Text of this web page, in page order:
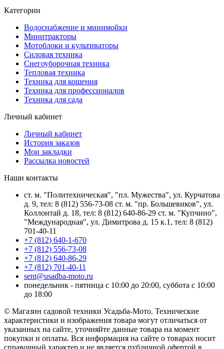
Категории
Водоснабжение и минимойки
Минитракторы
Мотоблоки и культиваторы
Силовая техника
Снегоуборочная техника
Тепловая техника
Техника для кошения
Техника для профессионалов
Техника для сада
Личный кабинет
Личный кабинет
История заказов
Мои закладки
Рассылка новостей
Наши контакты
ст. м. "Политехническая", "пл. Мужества", ул. Курчатова
д. 9, тел: 8 (812) 556-73-08 ст. м. "пр. Большевиков", ул.
Коллонтай д. 18, тел: 8 (812) 640-86-29 ст. м. "Купчино",
"Международная", ул. Димитрова д. 15 к.1, тел: 8 (812)
701-40-11
+7 (812) 640-1-670
+7 (812) 556-73-08
+7 (812) 640-86-29
+7 (812) 701-40-11
sent@usadba-moto.ru
понедельник - пятница с 10:00 до 20:00, суббота с 10:00
до 18:00
© Магазин садовой техники Усадьба-Мото. Технические
характеристики и изображения товара могут отличаться от
указанных на сайте, уточняйте данные товара на момент
покупки и оплаты. Вся информация на сайте о товарах носит
справочный характер и не является публичной офертой в